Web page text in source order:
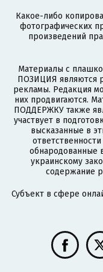
Какое-либо
фотографических
произведений
Материалы с
ПОЗИЦИЯ являются
рекламы. Редакция
них продвигаются.
ПОДДЕРЖКУ также
участвует в
высказанные в
обнародованные
украинскому
содержание
Субъект в сфере